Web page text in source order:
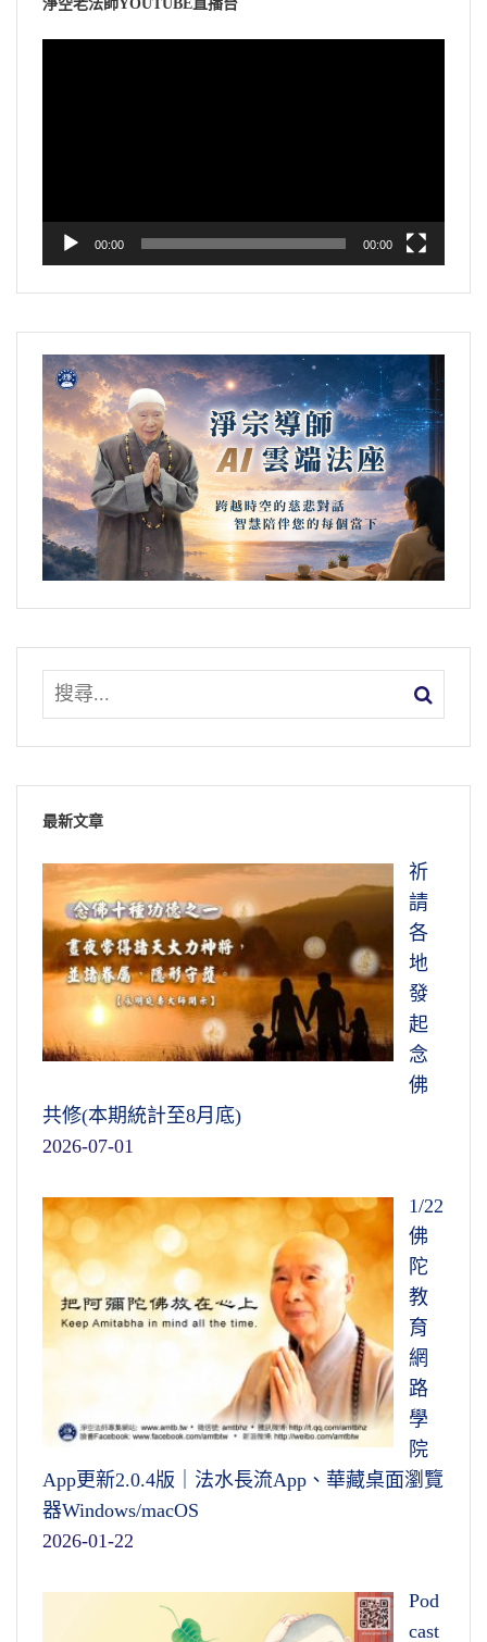
淨空老法師YOUTUBE直播台
00:00 00:00
最新文章
祈
請
各
地
發
起
念
佛
共修(本期統計至8月底)
2026-07-01
1/22
佛
陀
教
育
網
路
學
院
App更新2.0.4版｜法水長流App、華藏桌面瀏覽
器Windows/macOS
2026-01-22
Pod
cast